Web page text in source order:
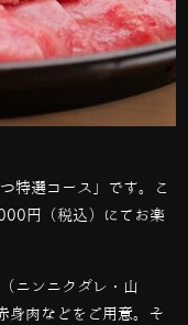
特選コース」です。こ
円（税込）にてお楽
ニンニクダレ・山
身肉などをご用意。そ